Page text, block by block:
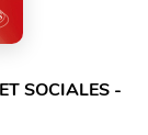
SOCIALES -